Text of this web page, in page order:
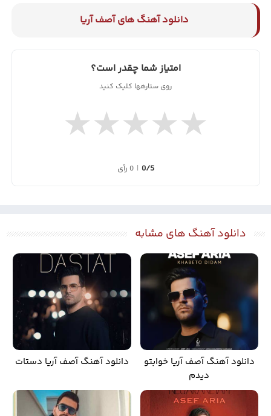
دانلود آهنگ های آصف آریا
امتیاز شما چقدر است؟
روی ستارهها کلیک کنید
★
★
★
★
★
0/5
| 0 رأی
دانلود آهنگ های مشابه
دانلود آهنگ آصف آریا خوابتو
دیدم
دانلود آهنگ آصف آریا دستات